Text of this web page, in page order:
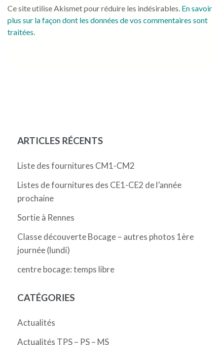
Ce site utilise Akismet pour réduire les indésirables. En savoir
plus sur la façon dont les données de vos commentaires sont
traitées
ARTICLES RÉCENTS
Liste des fournitures CM1-CM2
Listes de fournitures des CE1-CE2 de l’année
prochaine
Sortie à Rennes
Classe découverte Bocage – autres photos 1ère
journée (lundi)
centre bocage: temps libre
CATÉGORIES
Actualités
Actualités TPS – PS – MS